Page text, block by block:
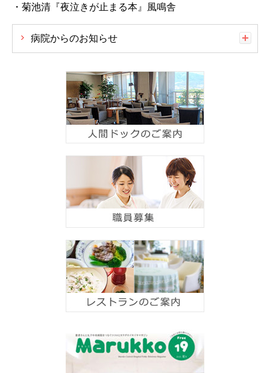
・菊池清『夜泣きが止まる本』風鳴舎
病院からのお知らせ